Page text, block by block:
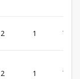
2 1 75
2 1 75